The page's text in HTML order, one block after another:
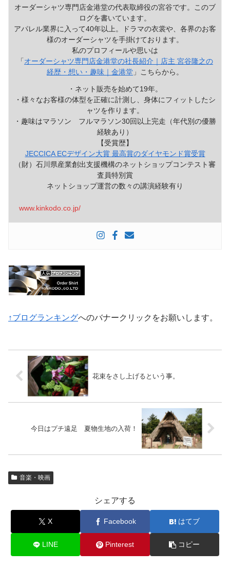
オーダーシャツ専門店金港堂の代表取締役の宮谷です。このブ
ログを書いています。
アパレル業界に入って40年以上。ドラマの衣裳や、各界のお客
様のオーダーシャツを手掛けております。
私のプロフィールや思いは
「 オーダーシャツ専門店金港堂の社長紹介｜店主 宮谷隆之の
経歴・想い・趣味｜金港堂 」こちらから。
・ネット販売を始めて19年。
・様々なお客様の体型を正確に計測し、身体にフィットしたシ
ャツを作ります。
・趣味はマラソン フルマラソン30回以上完走（年代別の優勝
経験あり）
【受賞歴】
JECCICA ECデザイン大賞 最高賞のダイヤモンド賞受賞
（財）石川県産業創出支援機構のネットショップコンテスト審
査員特別賞
ネットショップ運営の数々の講演経験有り
www.kinkodo.co.jp/
↑ブログランキングへのバナークリックをお願いします。
花束をさし上げるという事。
今日はプチ遠足 夏物生地の入荷！
音楽・映画
シェアする
X Facebook はてブ
LINE Pinterest コピー